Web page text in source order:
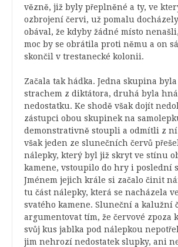
vězně, již byly přeplněné a ty, ve
ozbrojení červi, už pomalu
obával, že kdyby žádné místo
moc by se obrátila proti němu a on
skončil v trestanecké kolonii.
Začala tak hádka. Jedna skupina
strachem z diktátora, druhá byla
nedostatku. Ke shodě však dojít
zástupci obou skupinek na
demonstrativně stoupli a odmítli z ní
však jeden ze slunečních červů
nálepky, který byl již skryt ve stínu
kamene, vstoupilo do hry i poslední
Jménem jejich krále si začalo činit
tu část nálepky, která se nacházela
svatého kamene. Sluneční a kalužní
argumentovat tím, že červové zpoza
svůj kus jablka pod nálepkou
jim nehrozí nedostatek slupky, ani